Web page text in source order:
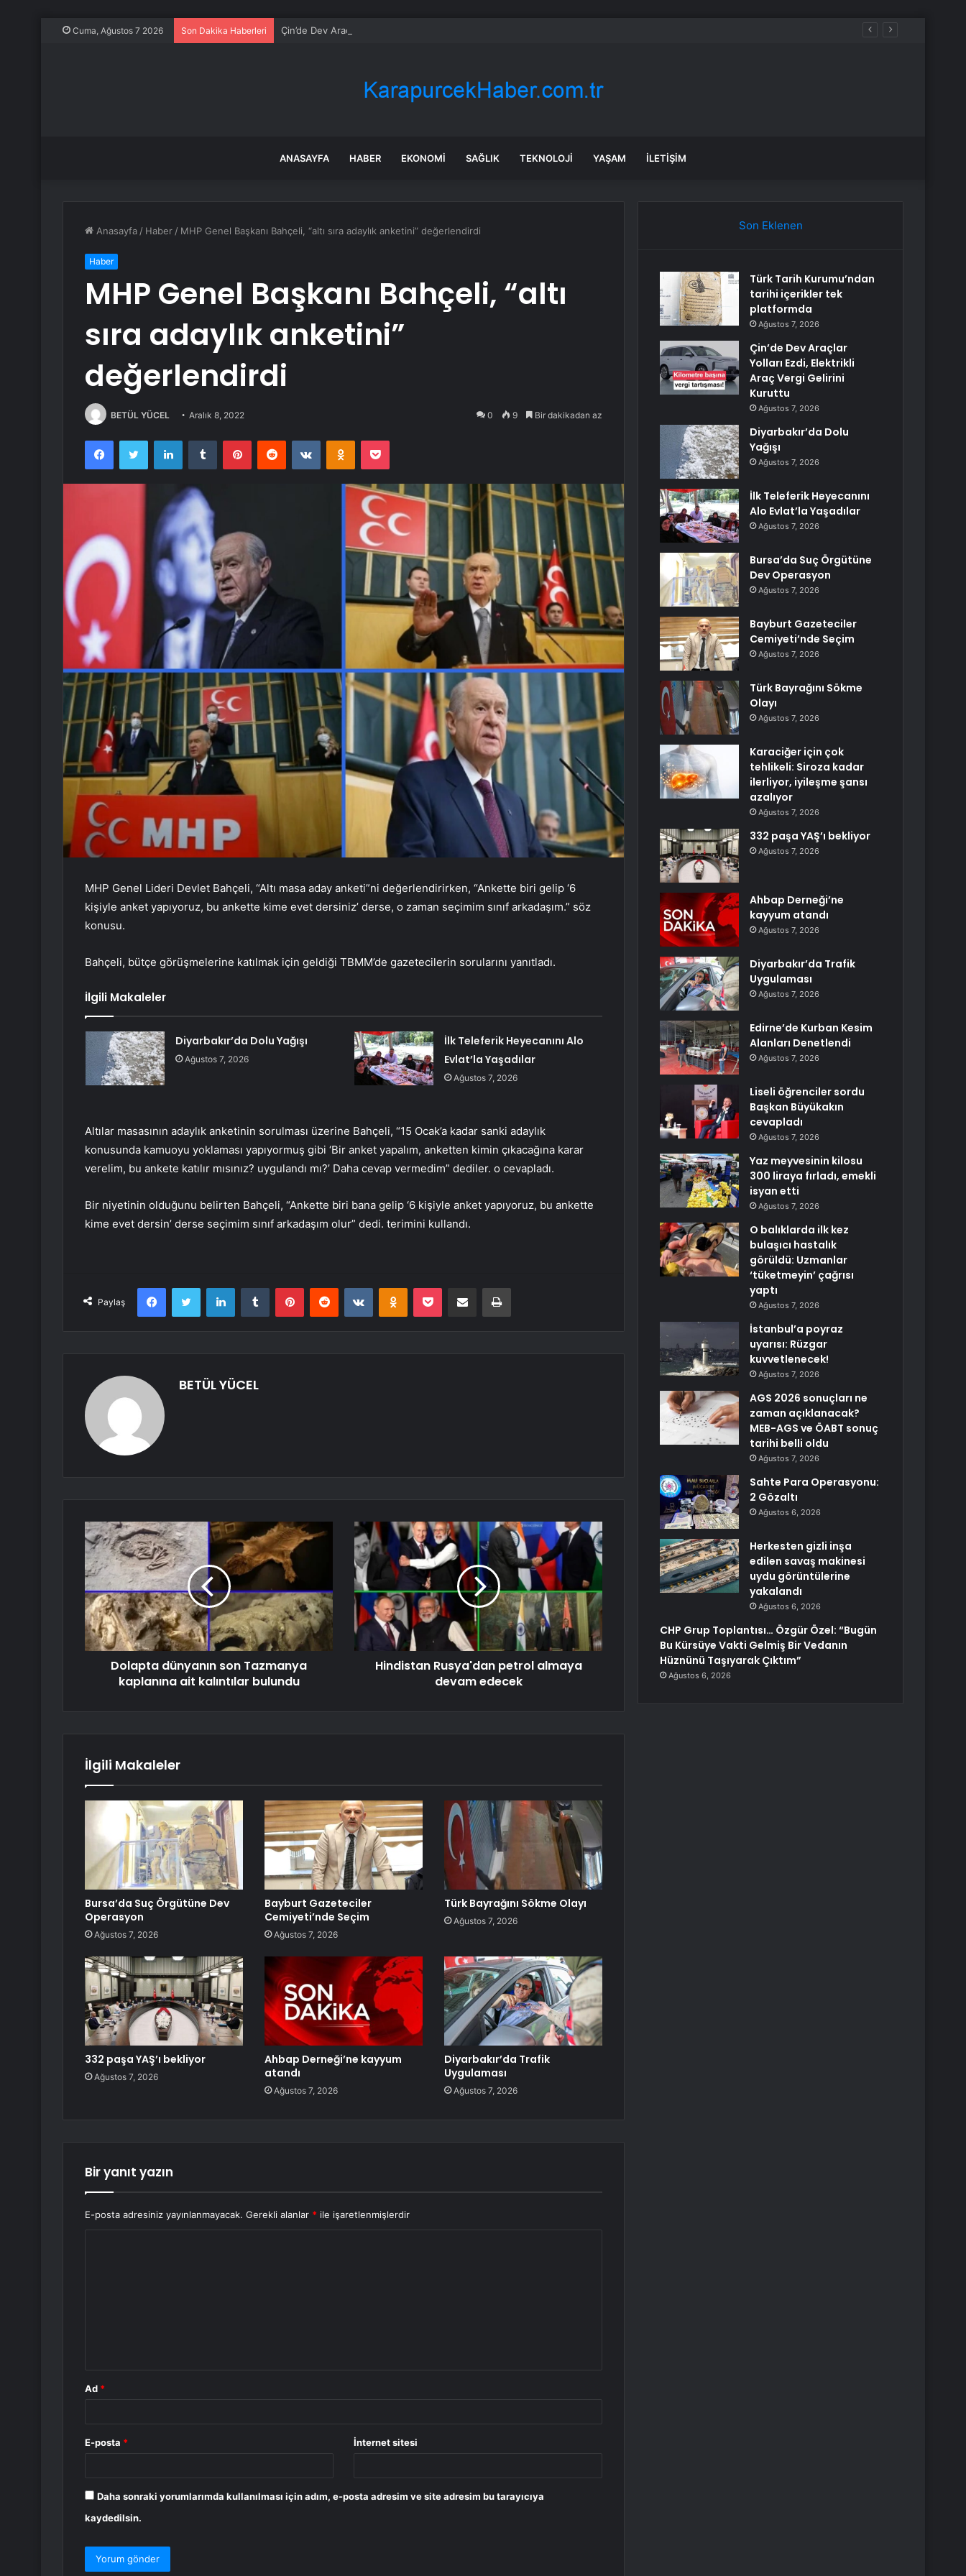
Cuma, Ağustos 7 2026 Son Dakika Haberleri Çin’de Dev Araçlar Yolları Ezdi, Elektrikli Araç Vergi Gelirini Kuruttu
ANASAYFA HABER EKONOMI SAĞLIK TEKNOLOJI YAŞAM İLETIŞIM
Anasayfa / Haber / MHP Genel Başkanı Bahçeli, “altı sıra adaylık anketini” değerlendirdi
Haber
MHP Genel Başkanı Bahçeli, “altı
sıra adaylık anketini”
değerlendirdi
BETÜL YÜCEL Aralık 8, 2022 0 9 Bir dakikadan az
FacebookTwitter LinkedInTumblr PinterestReddit VKontakteOdnoklassniki
Pocket
MHP Genel Lideri Devlet Bahçeli, “Altı masa aday anketi”ni değerlendirirken, “Ankette biri gelip ‘6
kişiyle anket yapıyoruz, bu ankette kime evet dersiniz’ derse, o zaman seçimim sınıf arkadaşım.” söz
konusu.
Bahçeli, bütçe görüşmelerine katılmak için geldiği TBMM’de gazetecilerin sorularını yanıtladı.
İlgili Makaleler
Diyarbakır’da Dolu Yağışı
Ağustos 7, 2026
İlk Teleferik Heyecanını Alo
Evlat’la Yaşadılar
Ağustos 7, 2026
Altılar masasının adaylık anketinin sorulması üzerine Bahçeli, “15 Ocak’a kadar sanki adaylık
konusunda kamuoyu yoklaması yapıyormuş gibi ‘Bir anket yapalım, anketten kimin çıkacağına karar
verelim, bu ankete katılır mısınız? uygulandı mı?’ Daha cevap vermedim” dediler. o cevapladı.
Bir niyetinin olduğunu belirten Bahçeli, “Ankette biri bana gelip ‘6 kişiyle anket yapıyoruz, bu ankette
kime evet dersin’ derse seçimim sınıf arkadaşım olur” dedi. terimini kullandı.
Paylaş
FacebookTwitter LinkedInTumblr PinterestReddit VKontakteOdnoklassniki
Pocket E-Posta ile paylaş Yazdır
BETÜL YÜCEL
Dolapta dünyanın son Tazmanya
kaplanına ait kalıntılar bulundu
Hindistan Rusya'dan petrol almaya
devam edecek
İlgili Makaleler
Bursa’da Suç Örgütüne Dev
Operasyon
Ağustos 7, 2026
Bayburt Gazeteciler
Cemiyeti’nde Seçim
Ağustos 7, 2026
Türk Bayrağını Sökme Olayı
Ağustos 7, 2026
332 paşa YAŞ’ı bekliyor
Ağustos 7, 2026
Ahbap Derneği’ne kayyum
atandı
Ağustos 7, 2026
Diyarbakır’da Trafik
Uygulaması
Ağustos 7, 2026
Bir yanıt yazın
E-posta adresiniz yayınlanmayacak. Gerekli alanlar * ile işaretlenmişlerdir
Ad *
E-posta * İnternet sitesi
Daha sonraki yorumlarımda kullanılması için adım, e-posta adresim ve site adresim bu tarayıcıya
kaydedilsin.
Son Eklenen
Türk Tarih Kurumu’ndan
tarihi içerikler tek
platformda
Ağustos 7, 2026
Çin’de Dev Araçlar
Yolları Ezdi, Elektrikli
Araç Vergi Gelirini
Kuruttu
Ağustos 7, 2026
Diyarbakır’da Dolu
Yağışı
Ağustos 7, 2026
İlk Teleferik Heyecanını
Alo Evlat’la Yaşadılar
Ağustos 7, 2026
Bursa’da Suç Örgütüne
Dev Operasyon
Ağustos 7, 2026
Bayburt Gazeteciler
Cemiyeti’nde Seçim
Ağustos 7, 2026
Türk Bayrağını Sökme
Olayı
Ağustos 7, 2026
Karaciğer için çok
tehlikeli: Siroza kadar
ilerliyor, iyileşme şansı
azalıyor
Ağustos 7, 2026
332 paşa YAŞ’ı bekliyor
Ağustos 7, 2026
Ahbap Derneği’ne
kayyum atandı
Ağustos 7, 2026
Diyarbakır’da Trafik
Uygulaması
Ağustos 7, 2026
Edirne’de Kurban Kesim
Alanları Denetlendi
Ağustos 7, 2026
Liseli öğrenciler sordu
Başkan Büyükakın
cevapladı
Ağustos 7, 2026
Yaz meyvesinin kilosu
300 liraya fırladı, emekli
isyan etti
Ağustos 7, 2026
O balıklarda ilk kez
bulaşıcı hastalık
görüldü: Uzmanlar
‘tüketmeyin’ çağrısı
yaptı
Ağustos 7, 2026
İstanbul’a poyraz
uyarısı: Rüzgar
kuvvetlenecek!
Ağustos 7, 2026
AGS 2026 sonuçları ne
zaman açıklanacak?
MEB-AGS ve ÖABT sonuç
tarihi belli oldu
Ağustos 7, 2026
Sahte Para Operasyonu:
2 Gözaltı
Ağustos 6, 2026
Herkesten gizli inşa
edilen savaş makinesi
uydu görüntülerine
yakalandı
Ağustos 6, 2026
CHP Grup Toplantısı… Özgür Özel: “Bugün
Bu Kürsüye Vakti Gelmiş Bir Vedanın
Hüznünü Taşıyarak Çıktım”
Ağustos 6, 2026